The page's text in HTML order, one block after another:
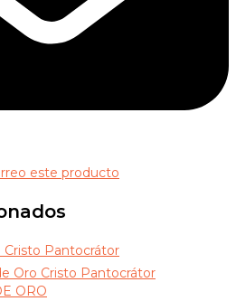
este producto
ORO